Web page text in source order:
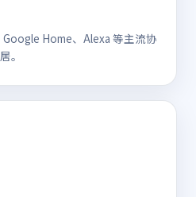
Home、Alexa 等主流协
。